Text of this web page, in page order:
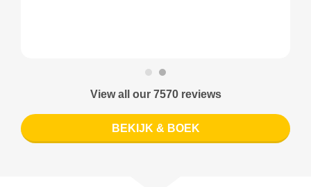
View all our 7570 reviews
BEKIJK & BOEK